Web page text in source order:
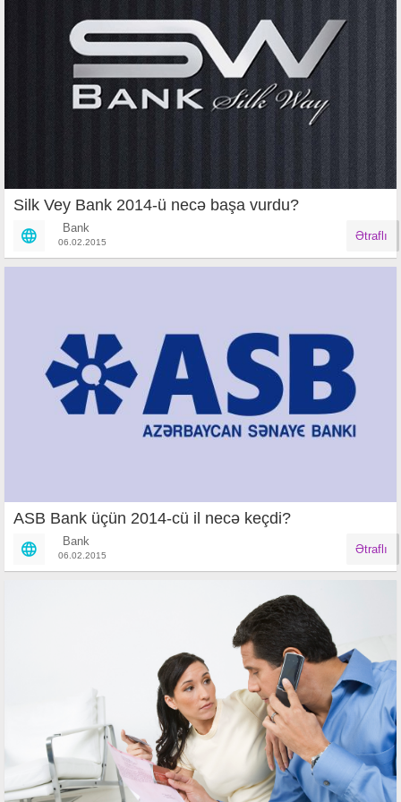
Silk Vey Bank 2014-ü necə başa vurdu?
Bank
06.02.2015 Ətraflı
ASB Bank üçün 2014-cü il necə keçdi?
Bank
06.02.2015 Ətraflı